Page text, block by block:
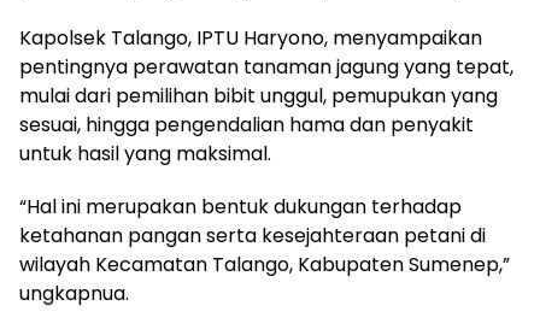
Kapolsek Talango, IPTU Haryono, menyampaikan
pentingnya perawatan tanaman jagung yang tepat,
mulai dari pemilihan bibit unggul, pemupukan yang
sesuai, hingga pengendalian hama dan penyakit
untuk hasil yang maksimal.
“Hal ini merupakan bentuk dukungan terhadap
ketahanan pangan serta kesejahteraan petani di
wilayah Kecamatan Talango, Kabupaten Sumenep,”
ungkapnua.